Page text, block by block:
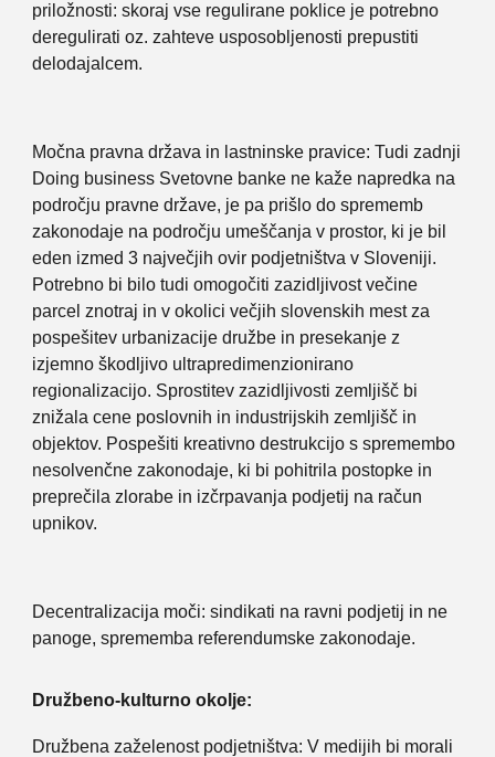
priložnosti: skoraj vse regulirane poklice je potrebno
deregulirati oz. zahteve usposobljenosti prepustiti
delodajalcem.
Močna pravna država in lastninske pravice: Tudi zadnji
Doing business Svetovne banke ne kaže napredka na
področju pravne države, je pa prišlo do sprememb
zakonodaje na področju umeščanja v prostor, ki je bil
eden izmed 3 največjih ovir podjetništva v Sloveniji.
Potrebno bi bilo tudi omogočiti zazidljivost večine
parcel znotraj in v okolici večjih slovenskih mest za
pospešitev urbanizacije družbe in presekanje z
izjemno škodljivo ultrapredimenzionirano
regionalizacijo. Sprostitev zazidljivosti zemljišč bi
znižala cene poslovnih in industrijskih zemljišč in
objektov. Pospešiti kreativno destrukcijo s spremembo
nesolvenčne zakonodaje, ki bi pohitrila postopke in
preprečila zlorabe in izčrpavanja podjetij na račun
upnikov.
Decentralizacija moči: sindikati na ravni podjetij in ne
panoge, sprememba referendumske zakonodaje.
Družbeno-kulturno okolje:
Družbena zaželenost podjetništva: V medijih bi morali